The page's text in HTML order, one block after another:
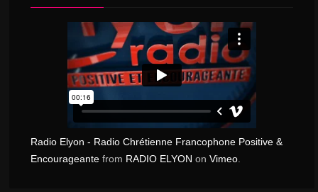
Radio Elyon - Radio Chrétienne Francophone Positive &
Encourageante from RADIO ELYON onVimeo